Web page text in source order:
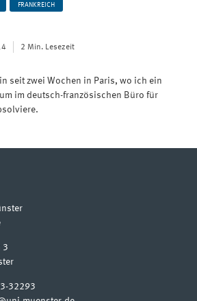
FRANKREICH
2 Min. Lesezeit
seit zwei Wochen in Paris, wo ich ein
im deutsch-französischen Büro für
3
32293